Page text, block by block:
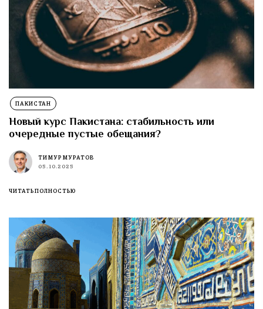
ПАКИСТАН
Новый курс Пакистана: стабильность или
очередные пустые обещания?
ТИМУР МУРАТОВ
05.10.2025
ЧИТАТЬ ПОЛНОСТЬЮ